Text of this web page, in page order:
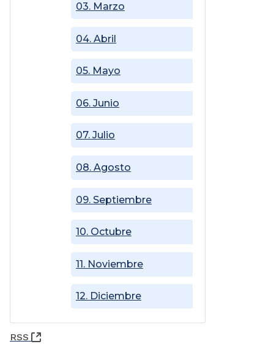
03. Marzo
04. Abril
05. Mayo
06. Junio
07. Julio
08. Agosto
09. Septiembre
10. Octubre
11. Noviembre
12. Diciembre
RSS (Abre una nueva ventana)